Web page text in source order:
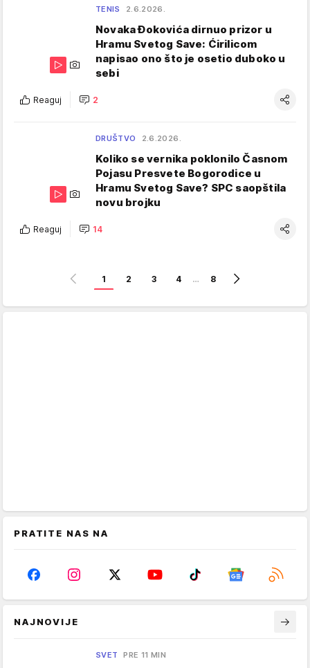
TENIS 2.6.2026.
Novaka Đokovića dirnuo prizor u
Hramu Svetog Save: Ćirilicom
napisao ono što je osetio duboko u
sebi
Reaguj 2
DRUŠTVO 2.6.2026.
Koliko se vernika poklonilo Časnom
Pojasu Presvete Bogorodice u
Hramu Svetog Save? SPC saopštila
novu brojku
Reaguj 14
1 2 3 4 … 8
PRATITE NAS NA
NAJNOVIJE
SVET PRE 11 MIN